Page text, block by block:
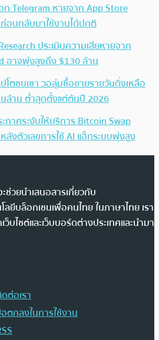
ก Telegram หายจาก App Store
อนกลับมาใช้งานได้ปกติ
ประเมินความเสียหายจาก
อาจพุ่งสูงถึง $130 ล้าน
โตซบเซา วอลุ่มซื้อขายรายวันดิ่งเหลือ
ล้าน ต่ำสุดตั้งแต่ต้นปี 2026
กาศระงับให้บริการ Bitcoin Swap
ลังตัวเลขการใช้ AI แฮ็กระบบพุ่งสูง
วยนำเสนอสารเกี่ยวกับ
ลยีบล็อกเชนเพื่อคนไทย ในภาษาไทย เรา
ไซต์และเว็บบอร์ดต่างประเทศและนำมา
ต่อเรา
ตกลงในการใช้งาน